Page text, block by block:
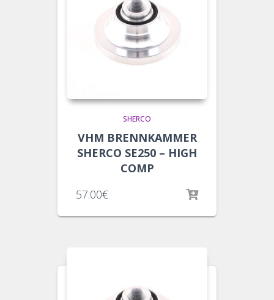
SHERCO
VHM BRENNKAMMER
SHERCO SE250 – HIGH
COMP
57.00€